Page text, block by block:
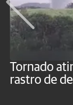
Tornado
rastro de